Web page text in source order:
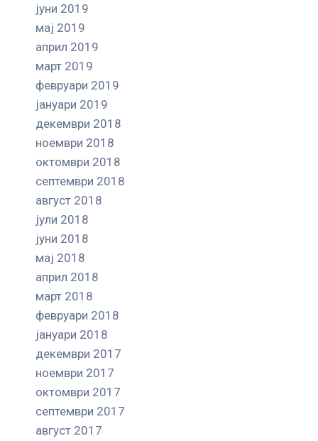
јуни 2019
мај 2019
април 2019
март 2019
февруари 2019
јануари 2019
декември 2018
ноември 2018
октомври 2018
септември 2018
август 2018
јули 2018
јуни 2018
мај 2018
април 2018
март 2018
февруари 2018
јануари 2018
декември 2017
ноември 2017
октомври 2017
септември 2017
август 2017